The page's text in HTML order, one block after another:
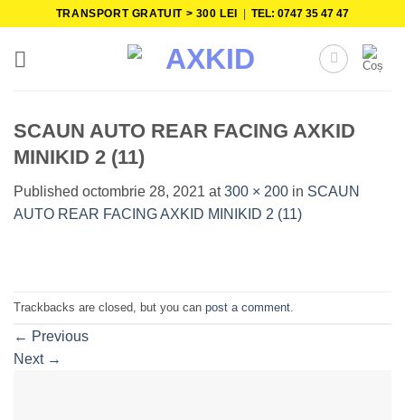
content
TRANSPORT GRATUIT > 300 LEI |TEL: 0747 35 47 47
SCAUN AUTO REAR FACING AXKID
MINIKID 2 (11)
Published octombrie 28, 2021 at300 × 200 in SCAUN
AUTO REAR FACING AXKID MINIKID 2 (11)
Trackbacks are closed, but you can post a comment
← Previous
Next →